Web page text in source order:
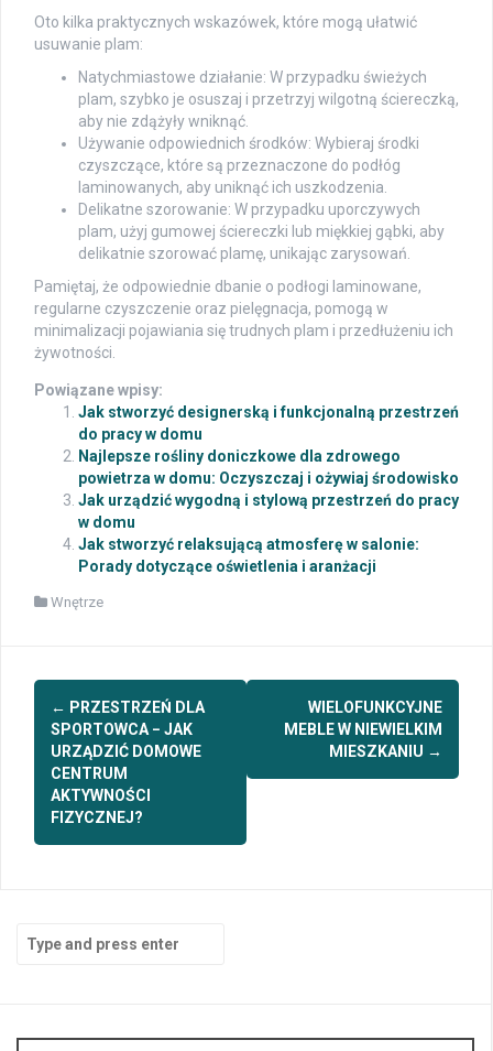
Oto kilka praktycznych wskazówek, które mogą ułatwić
usuwanie plam:
Natychmiastowe działanie: W przypadku świeżych
plam, szybko je osuszaj i przetrzyj wilgotną ściereczką,
aby nie zdążyły wniknąć.
Używanie odpowiednich środków: Wybieraj środki
czyszczące, które są przeznaczone do podłóg
laminowanych, aby uniknąć ich uszkodzenia.
Delikatne szorowanie: W przypadku uporczywych
plam, użyj gumowej ściereczki lub miękkiej gąbki, aby
delikatnie szorować plamę, unikając zarysowań.
Pamiętaj, że odpowiednie dbanie o podłogi laminowane,
regularne czyszczenie oraz pielęgnacja, pomogą w
minimalizacji pojawiania się trudnych plam i przedłużeniu ich
żywotności.
Powiązane wpisy:
Jak stworzyć designerską i funkcjonalną przestrzeń
do pracy w domu
Najlepsze rośliny doniczkowe dla zdrowego
powietrza w domu: Oczyszczaj i ożywiaj środowisko
Jak urządzić wygodną i stylową przestrzeń do pracy
w domu
Jak stworzyć relaksującą atmosferę w salonie:
Porady dotyczące oświetlenia i aranżacji
Wnętrze
Post
navigation
← PRZESTRZEŃ DLA
SPORTOWCA − JAK
URZĄDZIĆ DOMOWE
CENTRUM
AKTYWNOŚCI
FIZYCZNEJ?
WIELOFUNKCYJNE
MEBLE W NIEWIELKIM
MIESZKANIU →
Search
for: